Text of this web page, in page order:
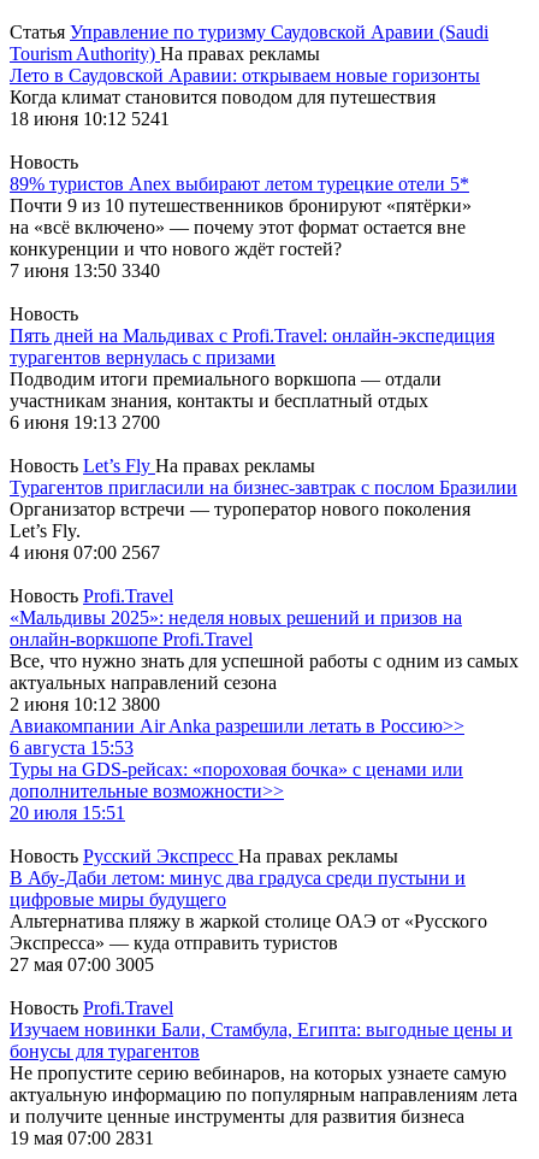
Статья Управление по туризму Саудовской Аравии (Saudi
Tourism Authority) На правах рекламы
Лето в Саудовской Аравии: открываем новые горизонты
Когда климат становится поводом для путешествия
18 июня 10:12 5241
Новость
89% туристов Anex выбирают летом турецкие отели 5*
Почти 9 из 10 путешественников бронируют «пятёрки»
на «всё включено» — почему этот формат остается вне
конкуренции и что нового ждёт гостей?
7 июня 13:50 3340
Новость
Пять дней на Мальдивах с Profi.Travel: онлайн-экспедиция
турагентов вернулась с призами
Подводим итоги премиального воркшопа — отдали
участникам знания, контакты и бесплатный отдых
6 июня 19:13 2700
Новость Let’s Fly На правах рекламы
Турагентов пригласили на бизнес-завтрак с послом Бразилии
Организатор встречи — туроператор нового поколения
Let’s Fly.
4 июня 07:00 2567
Новость Profi.Travel
«Мальдивы 2025»: неделя новых решений и призов на
онлайн-воркшопе Profi.Travel
Все, что нужно знать для успешной работы с одним из самых
актуальных направлений сезона
2 июня 10:12 3800
Авиакомпании Air Anka разрешили летать в Россию>>
6 августа 15:53
Туры на GDS-рейсах: «пороховая бочка» с ценами или
дополнительные возможности>>
20 июля 15:51
Новость Русский Экспресс На правах рекламы
В Абу-Даби летом: минус два градуса среди пустыни и
цифровые миры будущего
Альтернатива пляжу в жаркой столице ОАЭ от «Русского
Экспресса» — куда отправить туристов
27 мая 07:00 3005
Новость Profi.Travel
Изучаем новинки Бали, Стамбула, Египта: выгодные цены и
бонусы для турагентов
Не пропустите серию вебинаров, на которых узнаете самую
актуальную информацию по популярным направлениям лета
и получите ценные инструменты для развития бизнеса
19 мая 07:00 2831